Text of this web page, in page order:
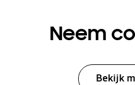
Neem
Bekijk